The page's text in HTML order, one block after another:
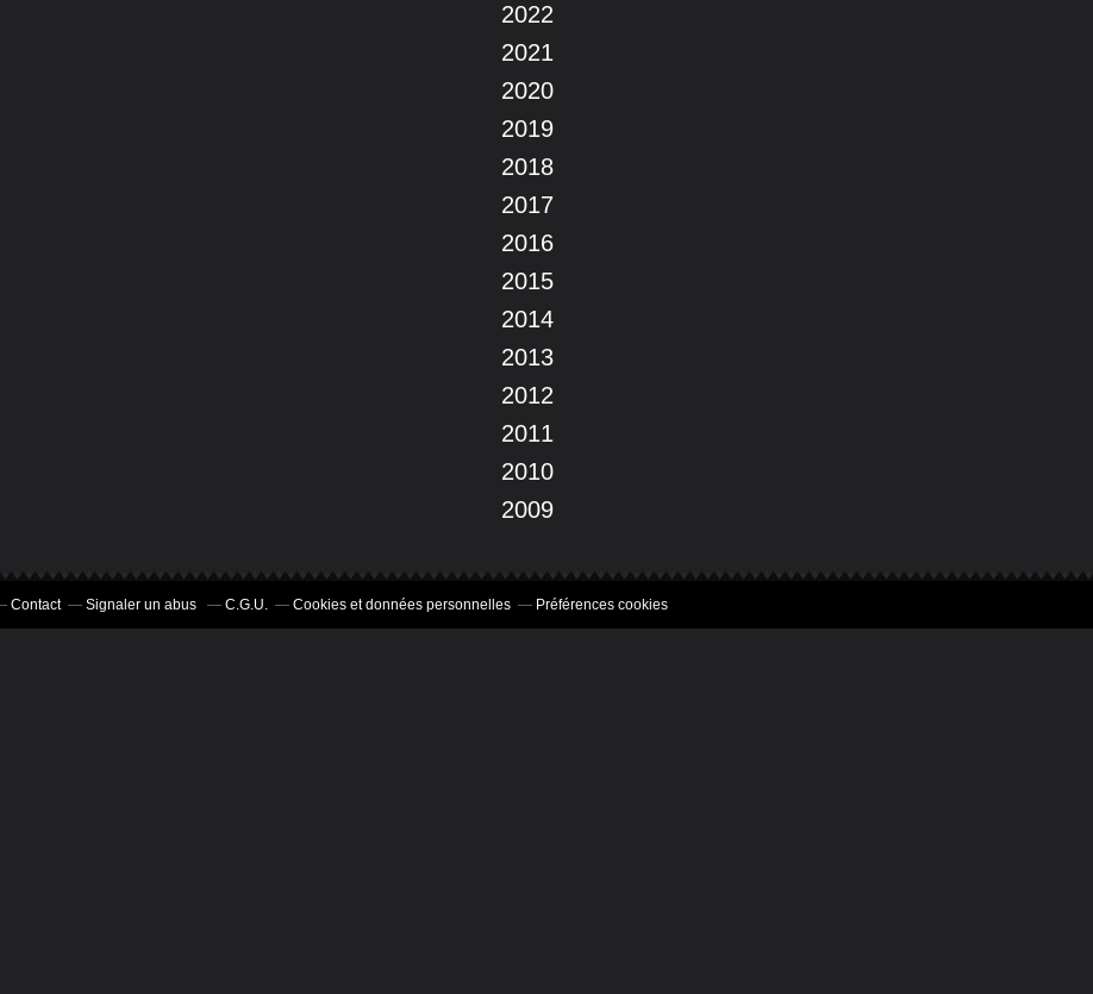
2022
2021
2020
2019
2018
2017
2016
2015
2014
2013
2012
2011
2010
2009
Contact Signaler un abus C.G.U. Cookies et données personnelles Préférences cookies